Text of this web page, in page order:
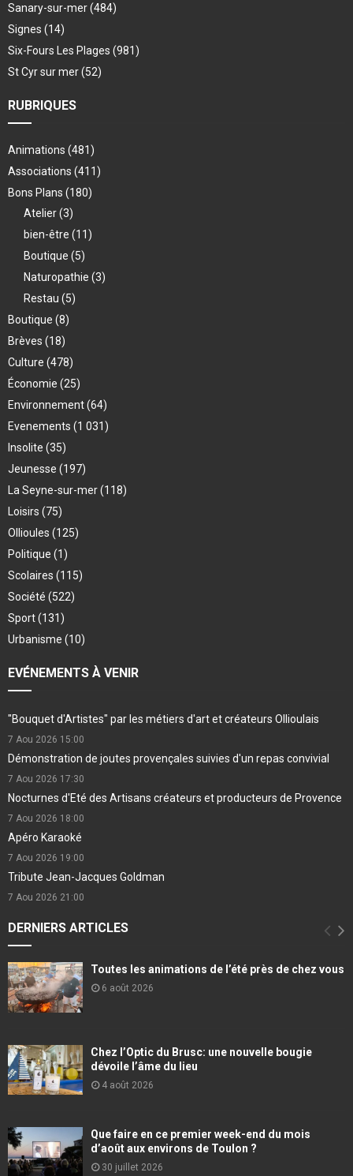
Sanary-sur-mer(484)
Signes (14)
Six-Fours Les Plages (981)
St Cyr sur mer(52)
RUBRIQUES
Animations (481)
Associations (411)
Bons Plans (180)
Atelier(3)
bien-être (11)
Boutique (5)
Naturopathie (3)
Restau (5)
Boutique (8)
Brèves (18)
Culture (478)
Économie (25)
Environnement(64)
Evenements (1 031)
Insolite (35)
Jeunesse (197)
La Seyne-sur-mer(118)
Loisirs (75)
Ollioules (125)
Politique (1)
Scolaires (115)
Société (522)
Sport(131)
Urbanisme (10)
EVÉNEMENTS À VENIR
"Bouquet d'Artistes" par les métiers d'art et créateurs Ollioulais
7 Aou 2026 15:00
Démonstration de joutes provençales suivies d'un repas convivial
7 Aou 2026 17:30
Nocturnes d'Eté des Artisans créateurs et producteurs de Provence
7 Aou 2026 18:00
Apéro Karaoké
7 Aou 2026 19:00
Tribute Jean-Jacques Goldman
7 Aou 2026 21:00
DERNIERS ARTICLES
Toutes les animations de l’été près de chez vous
6 août 2026
Chez l’Optic du Brusc: une nouvelle bougie
dévoile l’âme du lieu
4 août 2026
Que faire en ce premier week-end du mois
d’août aux environs de Toulon ?
30 juillet 2026